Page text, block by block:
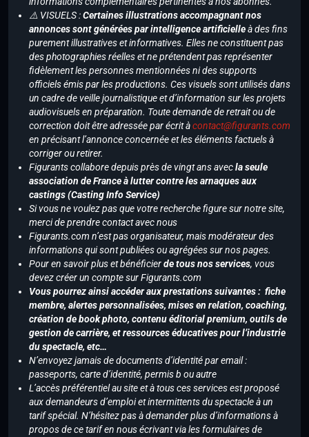
⚠️ VISUELS :Certaines illustrations accompagnant nos
annonces sont générées par intelligence artificielleà des fins
purement illustratives et informatives. Elles ne constituent pas
des photographies réelles et ne prétendent pas représenter
fidèlement les personnes mentionnées ni des supports
officiels émis par les productions. Ces visuels sont utilisés dans
un cadre de veille journalistique et d’information sur les projets
audiovisuels en préparation. Toute demande de retrait ou de
correction doit être adressée par écrit àcontact@figurants.com
en précisant l’annonce concernée et les éléments factuels à
corriger ou retirer.
Figurants collabore depuis près de vingt ans avecla seule
association de France à lutter contre les arnaques aux
castings (Casting Info Service)
Si vous ne voulez pas que votre recherche figure sur notre site,
merci de prendre contact avec nous
Figurants.com n’est pas organisateur, mais modérateur des
informations qui sont publiées ou agrégées sur nos pages.
Pour en savoir plus et bénéficierde tous nos services, vous
devez créer un compte sur Figurants.com
Vous pourrez ainsi accéder aux prestations suivantes : fiche
membre, alertes personnalisées, mises en relation, coaching,
création de book photo, contenu éditorial premium, outils de
gestion de carrière, et ressources éducatives pour l’industrie
du spectacle, etc…
N’envoyez jamais de documents d’identité par email :
passeports, carte d’identité, permis b ou autre
L’accès préférentiel au site et à tous ces services est proposé
aux demandeurs d’emploi et intermittents du spectacle à un
tarif spécial. N’hésitez pas à demander plus d’informations à
propos de ce tarif en nous écrivant via les formulaires de